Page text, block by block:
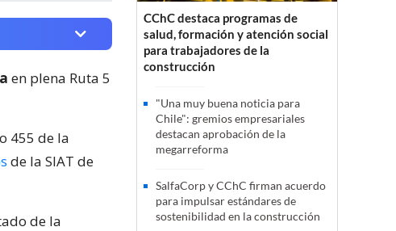
en plena Ruta 5
455 de la
de la SIAT de
de la
CChC destaca programas de
salud, formación y atención social
para trabajadores de la
construcción
"Una muy buena noticia para
Chile": gremios empresariales
destacan aprobación de la
megarreforma
SalfaCorp y CChC firman acuerdo
para impulsar estándares de
sostenibilidad en la construcción